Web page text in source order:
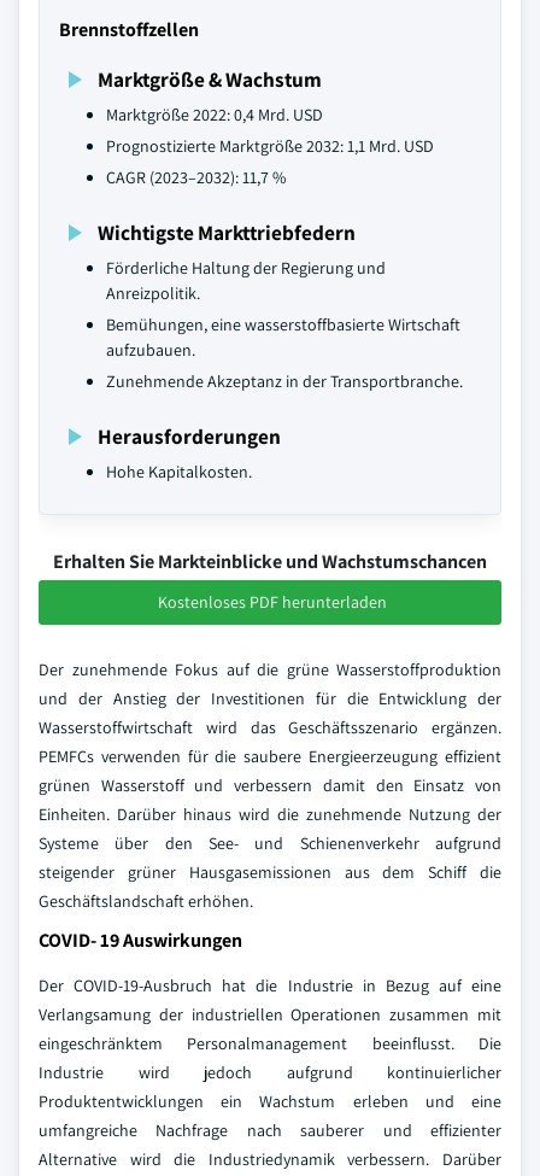
Brennstoffzellen
Marktgröße & Wachstum
Marktgröße 2022: 0,4 Mrd. USD
Prognostizierte Marktgröße 2032: 1,1 Mrd. USD
CAGR (2023–2032): 11,7 %
Wichtigste Markttriebfedern
Förderliche Haltung der Regierung und
Anreizpolitik.
Bemühungen, eine wasserstoffbasierte Wirtschaft
aufzubauen.
Zunehmende Akzeptanz in der Transportbranche.
Herausforderungen
Hohe Kapitalkosten.
Erhalten Sie Markteinblicke und Wachstumschancen
Kostenloses PDF herunterladen
Der zunehmende Fokus auf die grüne Wasserstoffproduktion
und der Anstieg der Investitionen für die Entwicklung der
Wasserstoffwirtschaft wird das Geschäftsszenario ergänzen.
PEMFCs verwenden für die saubere Energieerzeugung effizient
grünen Wasserstoff und verbessern damit den Einsatz von
Einheiten. Darüber hinaus wird die zunehmende Nutzung der
Systeme über den See- und Schienenverkehr aufgrund
steigender grüner Hausgasemissionen aus dem Schiff die
Geschäftslandschaft erhöhen.
COVID- 19 Auswirkungen
Der COVID-19-Ausbruch hat die Industrie in Bezug auf eine
Verlangsamung der industriellen Operationen zusammen mit
eingeschränktem Personalmanagement beeinflusst. Die
Industrie wird jedoch aufgrund kontinuierlicher
Produktentwicklungen ein Wachstum erleben und eine
umfangreiche Nachfrage nach sauberer und effizienter
Alternative wird die Industriedynamik verbessern. Darüber